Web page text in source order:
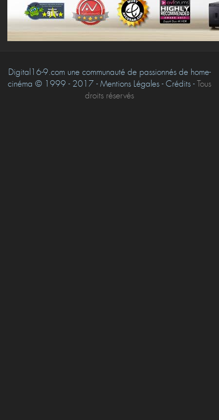
Digital16-9.com une communauté de passionnés de home-
cinéma © 1999 - 2017 - Mentions Légales - Crédits -Tous
droits réservés